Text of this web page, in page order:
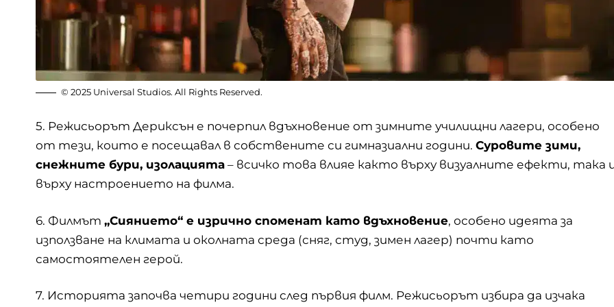
© 2025 Universal Studios. All Rights Reserved.
5. Режисьорът Дериксън е почерпил вдъхновение от зимните училищни лагери, особено
от тези, които е посещавал в собствените си гимназиални години. Суровите зими,
снежните бури, изолацията – всичко това влияе както върху визуалните ефекти, така
върху настроението на филма.
6. Филмът „Сиянието“ е изрично споменат като вдъхновение, особено идеята за
използване на климата и околната среда (сняг, студ, зимен лагер) почти като
самостоятелен герой.
7. Историята започва четири години след първия филм. Режисьорът избира да изчака